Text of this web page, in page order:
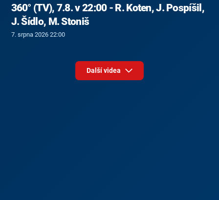
360° (TV), 7.8. v 22:00 - R. Koten, J. Pospíšil,
J. Šídlo, M. Stoniš
7. srpna 2026 22:00
Další videa